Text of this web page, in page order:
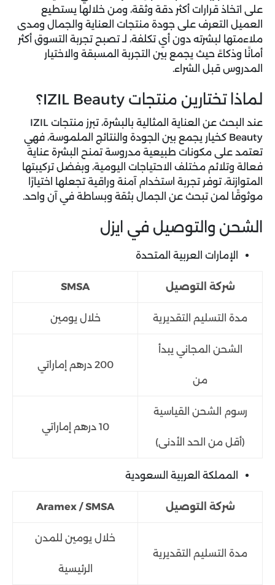
على اتخاذ قرارات أكثر دقة وثقة، ومن خلالها يستطيع
العميل التعرف على جودة منتجات العناية والجمال ومدى
ملاءمتها لبشرته دون أي تكلفة، لـ تصبح تجربة التسوق أكثر
أمانًا وذكاءً حيث يجمع بين التجربة المسبقة والاختيار
المدروس قبل الشراء.
لماذا تختارين منتجات IZIL Beauty؟
عند البحث عن العناية المثالية بالبشرة، تبرز منتجات IZIL
Beauty كخيار يجمع بين الجودة والنتائج الملموسة، فهي
تعتمد على مكونات طبيعية مدروسة تمنح البشرة عناية
فعالة وتلائم مختلف الاحتياجات اليومية، وبفضل تركيبتها
المتوازنة، توفر تجربة استخدام آمنة وراقية تجعلها اختيارًا
موثوقًا لمن تبحث عن الجمال بثقة وبساطة في آن واحد.
الشحن والتوصيل في ايزل
الإمارات العربية المتحدة
شركة التوصيل SMSA
مدة التسليم التقديرية خلال يومين
الشحن المجاني يبدأ
من
200 درهم إماراتي
رسوم الشحن القياسية
(أقل من الحد الأدنى)
10 درهم إماراتي
المملكة العربية السعودية
شركة التوصيل Aramex / SMSA
مدة التسليم التقديرية
خلال يومين للمدن
الرئيسية